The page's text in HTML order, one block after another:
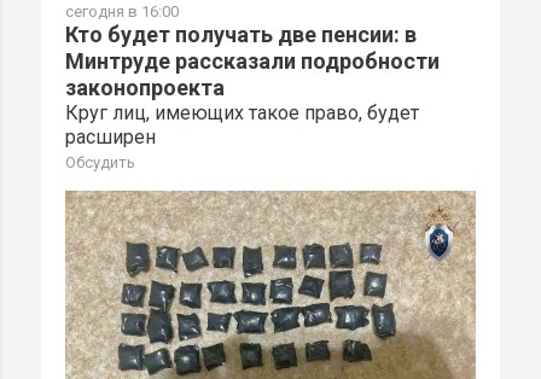
сегодня в 16:00
Кто будет получать две пенсии: в
Минтруде рассказали подробности
законопроекта
Круг лиц, имеющих такое право, будет
расширен
Обсудить